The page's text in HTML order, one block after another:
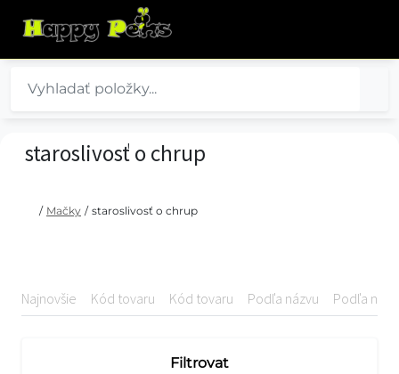
staroslivosť o chrup
/ Mačky / staroslivosť o chrup
Najnovšie Kód tovaru Kód tovaru Podľa názvu Podľa
Filtrovat